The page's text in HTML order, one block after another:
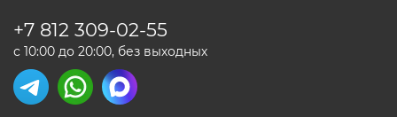
+7 812 309-02-55
с 10:00 до 20:00, без выходных